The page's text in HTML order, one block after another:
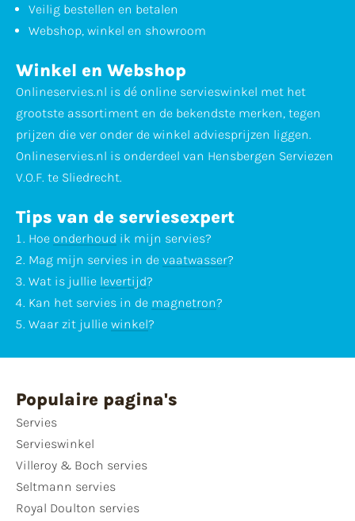
Veilig bestellen en betalen
Webshop, winkel en showroom
Winkel en Webshop
Onlineservies.nl is dé online servieswinkel met het
grootste assortiment en de bekendste merken, tegen
prijzen die ver onder de winkel adviesprijzen liggen.
Onlineservies.nl is onderdeel van Hensbergen Serviezen
V.O.F. te Sliedrecht.
Tips van de serviesexpert
Hoe onderhoud ik mijn servies?
Mag mijn servies in de vaatwasser?
Wat is jullie levertijd?
Kan het servies in de magnetron?
Waar zit jullie winkel?
Populaire pagina's
Servies
Servieswinkel
Villeroy & Boch servies
Seltmann servies
Royal Doulton servies